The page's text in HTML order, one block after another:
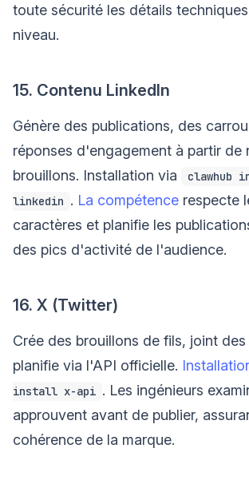
toute sécurité les détails
niveau.
15. Contenu LinkedIn
Génère des publications, des
réponses d'engagement à partir de
brouillons. Installation via
clawhub
linkedin . La compétence respecte
caractères et planifie les
des pics d'activité de l'audience.
16. X (Twitter)
Crée des brouillons de fils, joint
planifie via l'API officielle.
install x-api . Les ingénieurs
approuvent avant de publier,
cohérence de la marque.